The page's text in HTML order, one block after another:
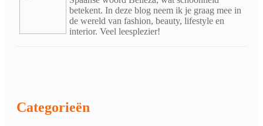
betekent. In deze blog neem ik je graag mee in
de wereld van fashion, beauty, lifestyle en
interior. Veel leesplezier!
Categorieën